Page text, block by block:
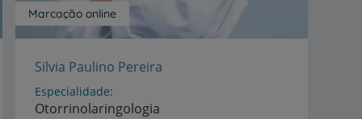
Marcação online
Silvia Paulino Pereira
Especialidade
Otorrinolaringologia